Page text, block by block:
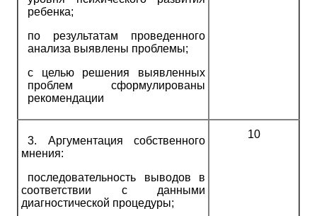
ребенка;
по результатам проведенного
анализа выявлены проблемы;
с целью решения выявленных
проблем сформулированы
рекомендации
3. Аргументация собственного
мнения:
последовательность выводов в
соответствии с данными
диагностической процедуры;
10